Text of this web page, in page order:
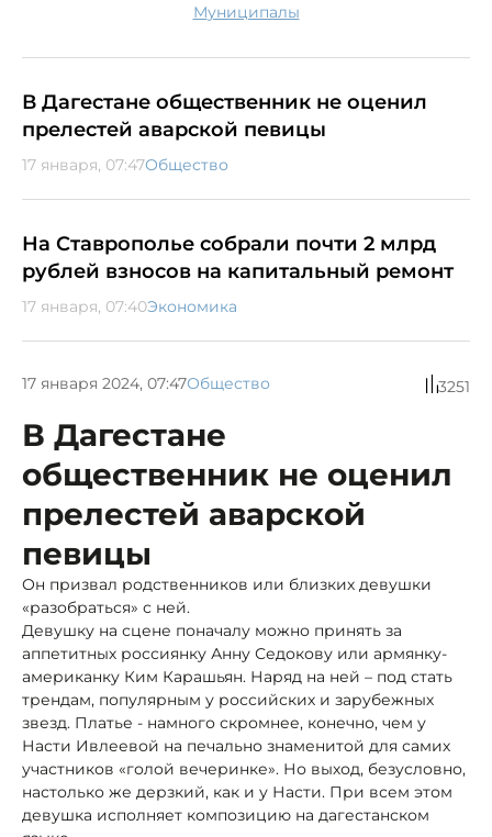
муниципалы
В Дагестане общественник не оценил
прелестей аварской певицы
17 января, 07:47Общество
На Ставрополье собрали почти 2 млрд
рублей взносов на капитальный ремонт
17 января, 07:40Экономика
17 января 2024, 07:47Общество 3251
В Дагестане
общественник не оценил
прелестей аварской
певицы
Он призвал родственников или близких девушки
«разобраться» с ней.
Девушку на сцене поначалу можно принять за
аппетитных россиянку Анну Седокову или армянку-
американку Ким Карашьян. Наряд на ней – под стать
трендам, популярным у российских и зарубежных
звезд. Платье - намного скромнее, конечно, чем у
Насти Ивлеевой на печально знаменитой для самих
участников «голой вечеринке». Но выход, безусловно,
настолько же дерзкий, как и у Насти. При всем этом
девушка исполняет композицию на дагестанском